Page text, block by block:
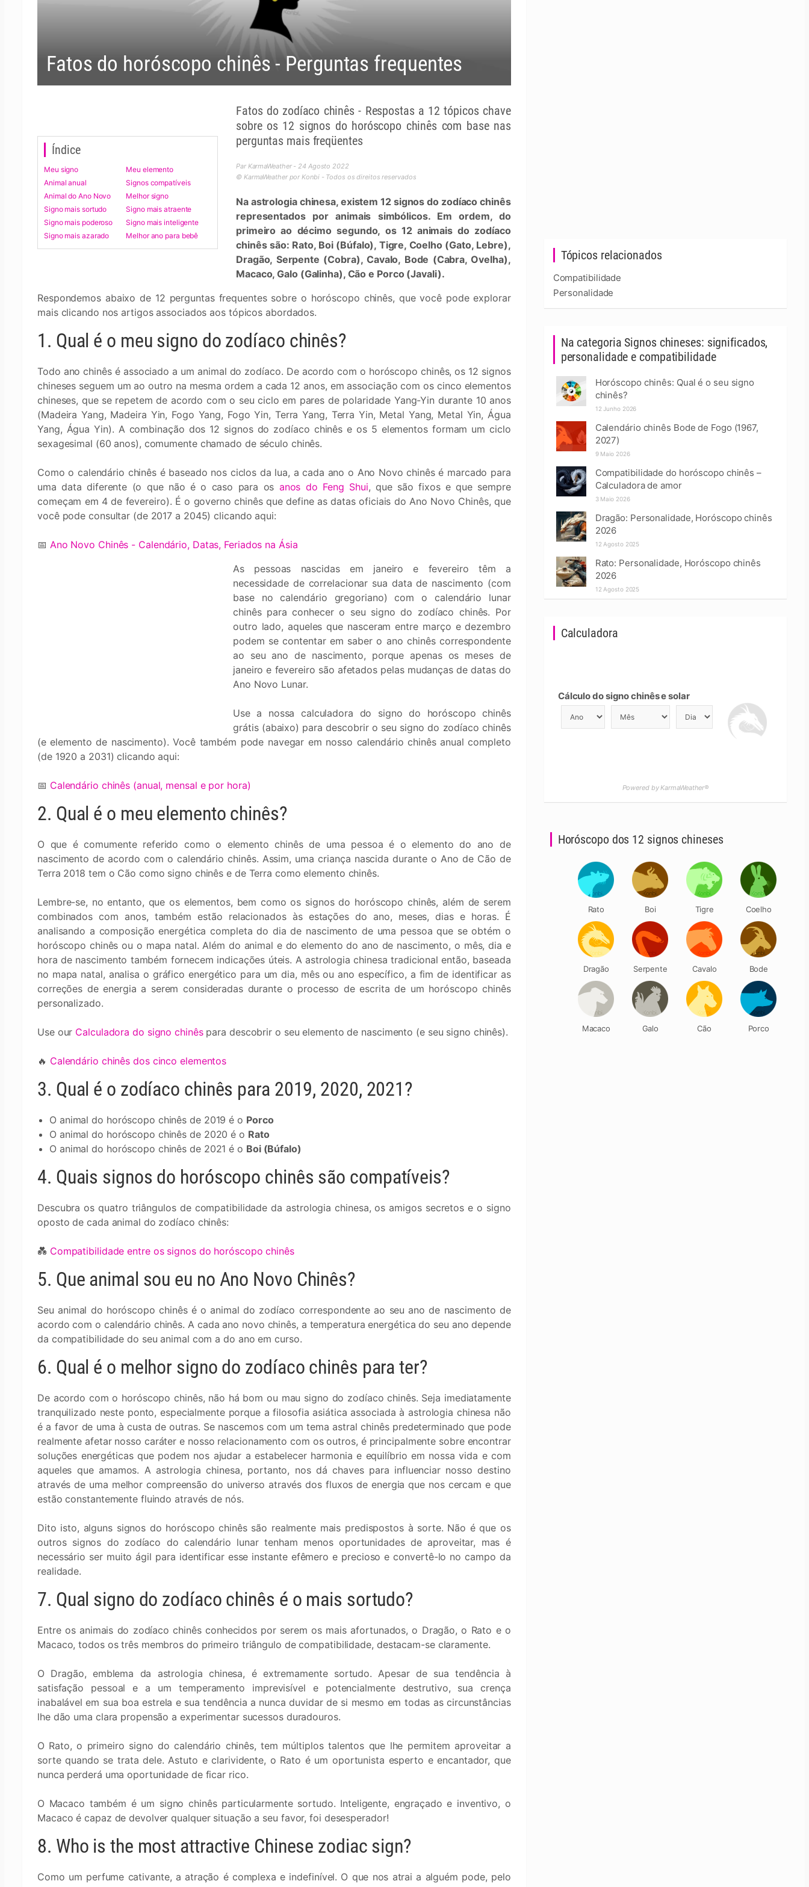
Fatos do horóscopo chinês - Perguntas frequentes
Índice
Meu signo
Meu elemento
Animal anual
Signos compatíveis
Animal do Ano Novo
Melhor signo
Signo mais sortudo
Signo mais atraente
Signo mais poderoso
Signo mais inteligente
Signo mais azarado
Melhor ano para bebê
Fatos do zodíaco chinês - Respostas a 12 tópicos chave
sobre os 12 signos do horóscopo chinês com base nas
perguntas mais freqüentes
Par KarmaWeather - 24 Agosto 2022
© KarmaWeather por Konbi - Todos os direitos reservados
Na astrologia chinesa, existem 12 signos do zodíaco chinês
representados por animais simbólicos. Em ordem, do
primeiro ao décimo segundo, os 12 animais do zodíaco
chinês são: Rato, Boi (Búfalo), Tigre, Coelho (Gato, Lebre),
Dragão, Serpente (Cobra), Cavalo, Bode (Cabra, Ovelha),
Macaco, Galo (Galinha), Cão e Porco (Javali).
Respondemos abaixo de 12 perguntas frequentes sobre o horóscopo chinês, que você pode explorar
mais clicando nos artigos associados aos tópicos abordados.
1. Qual é o meu signo do zodíaco chinês?
Todo ano chinês é associado a um animal do zodíaco. De acordo com o horóscopo chinês, os 12 signos
chineses seguem um ao outro na mesma ordem a cada 12 anos, em associação com os cinco elementos
chineses, que se repetem de acordo com o seu ciclo em pares de polaridade Yang-Yin durante 10 anos
(Madeira Yang, Madeira Yin, Fogo Yang, Fogo Yin, Terra Yang, Terra Yin, Metal Yang, Metal Yin, Água
Yang, Água Yin). A combinação dos 12 signos do zodíaco chinês e os 5 elementos formam um ciclo
sexagesimal (60 anos), comumente chamado de século chinês.
Como o calendário chinês é baseado nos ciclos da lua, a cada ano o Ano Novo chinês é marcado para
uma data diferente (o que não é o caso para os anos do Feng Shui, que são fixos e que sempre
começam em 4 de fevereiro). É o governo chinês que define as datas oficiais do Ano Novo Chinês, que
você pode consultar (de 2017 a 2045) clicando aqui:
📅 Ano Novo Chinês - Calendário, Datas, Feriados na Ásia
As pessoas nascidas em janeiro e fevereiro têm a
necessidade de correlacionar sua data de nascimento (com
base no calendário gregoriano) com o calendário lunar
chinês para conhecer o seu signo do zodíaco chinês. Por
outro lado, aqueles que nasceram entre março e dezembro
podem se contentar em saber o ano chinês correspondente
ao seu ano de nascimento, porque apenas os meses de
janeiro e fevereiro são afetados pelas mudanças de datas do
Ano Novo Lunar.
Use a nossa calculadora do signo do horóscopo chinês
grátis (abaixo) para descobrir o seu signo do zodíaco chinês
(e elemento de nascimento). Você também pode navegar em nosso calendário chinês anual completo
(de 1920 a 2031) clicando aqui:
📅 Calendário chinês (anual, mensal e por hora)
2. Qual é o meu elemento chinês?
O que é comumente referido como o elemento chinês de uma pessoa é o elemento do ano de
nascimento de acordo com o calendário chinês. Assim, uma criança nascida durante o Ano de Cão de
Terra 2018 tem o Cão como signo chinês e de Terra como elemento chinês.
Lembre-se, no entanto, que os elementos, bem como os signos do horóscopo chinês, além de serem
combinados com anos, também estão relacionados às estações do ano, meses, dias e horas. É
analisando a composição energética completa do dia de nascimento de uma pessoa que se obtém o
horóscopo chinês ou o mapa natal. Além do animal e do elemento do ano de nascimento, o mês, dia e
hora de nascimento também fornecem indicações úteis. A astrologia chinesa tradicional então, baseada
no mapa natal, analisa o gráfico energético para um dia, mês ou ano específico, a fim de identificar as
correções de energia a serem consideradas durante o processo de escrita de um horóscopo chinês
personalizado.
Use our Calculadora do signo chinês para descobrir o seu elemento de nascimento (e seu signo chinês).
🔥 Calendário chinês dos cinco elementos
3. Qual é o zodíaco chinês para 2019, 2020, 2021?
O animal do horóscopo chinês de 2019 é o Porco
O animal do horóscopo chinês de 2020 é o Rato
O animal do horóscopo chinês de 2021 é o Boi (Búfalo)
4. Quais signos do horóscopo chinês são compatíveis?
Descubra os quatro triângulos de compatibilidade da astrologia chinesa, os amigos secretos e o signo
oposto de cada animal do zodíaco chinês:
💑 Compatibilidade entre os signos do horóscopo chinês
5. Que animal sou eu no Ano Novo Chinês?
Seu animal do horóscopo chinês é o animal do zodíaco correspondente ao seu ano de nascimento de
acordo com o calendário chinês. A cada ano novo chinês, a temperatura energética do seu ano depende
da compatibilidade do seu animal com a do ano em curso.
6. Qual é o melhor signo do zodíaco chinês para ter?
De acordo com o horóscopo chinês, não há bom ou mau signo do zodíaco chinês. Seja imediatamente
tranquilizado neste ponto, especialmente porque a filosofia asiática associada à astrologia chinesa não
é a favor de uma à custa de outras. Se nascemos com um tema astral chinês predeterminado que pode
realmente afetar nosso caráter e nosso relacionamento com os outros, é principalmente sobre encontrar
soluções energéticas que podem nos ajudar a estabelecer harmonia e equilíbrio em nossa vida e com
aqueles que amamos. A astrologia chinesa, portanto, nos dá chaves para influenciar nosso destino
através de uma melhor compreensão do universo através dos fluxos de energia que nos cercam e que
estão constantemente fluindo através de nós.
Dito isto, alguns signos do horóscopo chinês são realmente mais predispostos à sorte. Não é que os
outros signos do zodíaco do calendário lunar tenham menos oportunidades de aproveitar, mas é
necessário ser muito ágil para identificar esse instante efêmero e precioso e convertê-lo no campo da
realidade.
7. Qual signo do zodíaco chinês é o mais sortudo?
Entre os animais do zodíaco chinês conhecidos por serem os mais afortunados, o Dragão, o Rato e o
Macaco, todos os três membros do primeiro triângulo de compatibilidade, destacam-se claramente.
O Dragão, emblema da astrologia chinesa, é extremamente sortudo. Apesar de sua tendência à
satisfação pessoal e a um temperamento imprevisível e potencialmente destrutivo, sua crença
inabalável em sua boa estrela e sua tendência a nunca duvidar de si mesmo em todas as circunstâncias
lhe dão uma clara propensão a experimentar sucessos duradouros.
O Rato, o primeiro signo do calendário chinês, tem múltiplos talentos que lhe permitem aproveitar a
sorte quando se trata dele. Astuto e clarividente, o Rato é um oportunista esperto e encantador, que
nunca perderá uma oportunidade de ficar rico.
O Macaco também é um signo chinês particularmente sortudo. Inteligente, engraçado e inventivo, o
Macaco é capaz de devolver qualquer situação a seu favor, foi desesperador!
8. Who is the most attractive Chinese zodiac sign?
Como um perfume cativante, a atração é complexa e indefinível. O que nos atrai a alguém pode, pelo
Tópicos relacionados
Compatibilidade
Personalidade
Na categoria Signos chineses: significados,
personalidade e compatibilidade
Horóscopo chinês: Qual é o seu signo
chinês?
12 Junho 2026
Calendário chinês Bode de Fogo (1967,
2027)
9 Maio 2026
Compatibilidade do horóscopo chinês –
Calculadora de amor
3 Maio 2026
Dragão: Personalidade, Horóscopo chinês
2026
12 Agosto 2025
Rato: Personalidade, Horóscopo chinês
2026
12 Agosto 2025
Calculadora
Cálculo do signo chinês e solar
Powered by KarmaWeather®
Horóscopo dos 12 signos chineses
Rato Boi Tigre Coelho
Dragão Serpente Cavalo Bode
Macaco Galo Cão Porco